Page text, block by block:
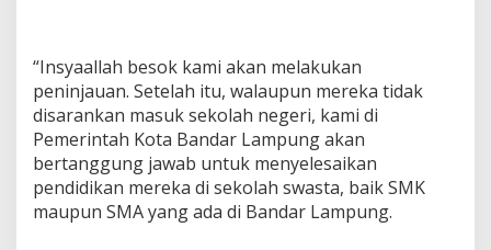
“Insyaallah besok kami akan melakukan
peninjauan. Setelah itu, walaupun mereka tidak
disarankan masuk sekolah negeri, kami di
Pemerintah Kota Bandar Lampung akan
bertanggung jawab untuk menyelesaikan
pendidikan mereka di sekolah swasta, baik SMK
maupun SMA yang ada di Bandar Lampung.